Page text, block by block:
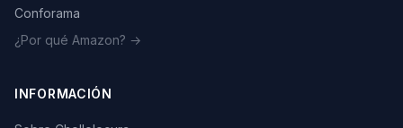
Conforama
¿Por qué Amazon? →
INFORMACIÓN